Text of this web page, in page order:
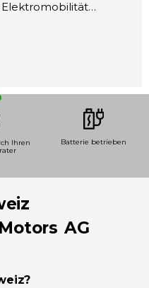
Elektromobilität…
Ihren
Batterie betrieben
AG